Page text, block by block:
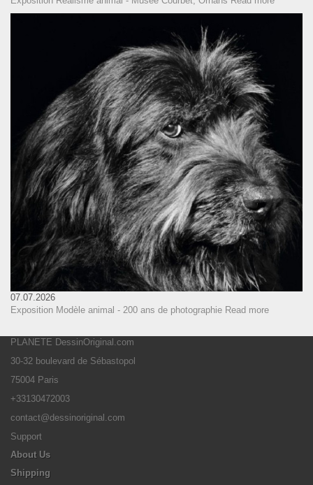
07.07.2026
Exposition Modèle animal - 200 ans de photographie Read more
PLANETE DessinOriginal.com
30-32 boulevard de Sébastopol
75004 Paris
+33130472003
contact@dessinoriginal.com
Support
About Us
Shipping